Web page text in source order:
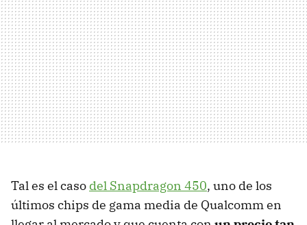
Tal es el caso del Snapdragon 450, uno de los
últimos chips de gama media de Qualcomm en